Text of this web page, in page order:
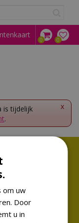
x
is tijdelijk
.
trends
om uw
Door
u in